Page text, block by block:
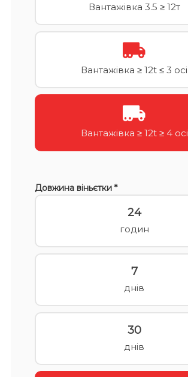
Вантажівка 3.5 ≥ 12т
Вантажівка ≥ 12t ≤ 3 осі
Вантажівка ≥ 12t ≥ 4 осі
Довжина віньєтки *
24
годин
7
днів
30
днів